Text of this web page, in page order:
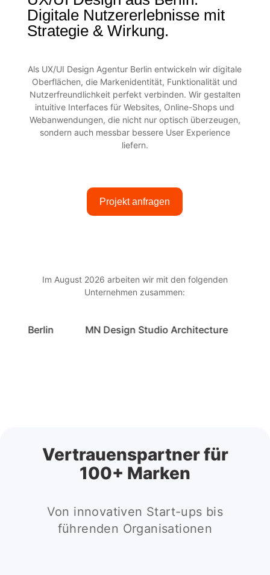
Digitale Nutzererlebnisse mit
Strategie & Wirkung.
Als UX/UI Design Agentur Berlin entwickeln wir digitale
Oberflächen, die Markenidentität, Funktionalität und
Nutzerfreundlichkeit perfekt verbinden. Wir gestalten
intuitive Interfaces für Websites, Online-Shops und
Webanwendungen, die nicht nur optisch überzeugen,
sondern auch messbar bessere User Experience
liefern.
Projekt anfragen
Im August 2026 arbeiten wir mit den folgenden
Unternehmen zusammen:
MN Design Studio Architecture
Vertrauenspartner für
100+ Marken
Von innovativen Start-ups bis
führenden Organisationen